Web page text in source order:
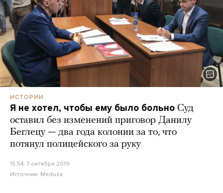
ИСТОРИИ
Я не хотел, чтобы ему было больно Суд
оставил без изменений приговор Данилу
Беглецу — два года колонии за то, что
потянул полицейского за руку
15:54, 7 октября 2019
Источник: Meduza